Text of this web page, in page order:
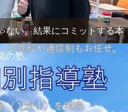
ない。結果にコミットする本
の塾。